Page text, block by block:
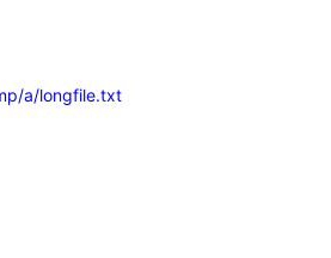
a/longfile.txt